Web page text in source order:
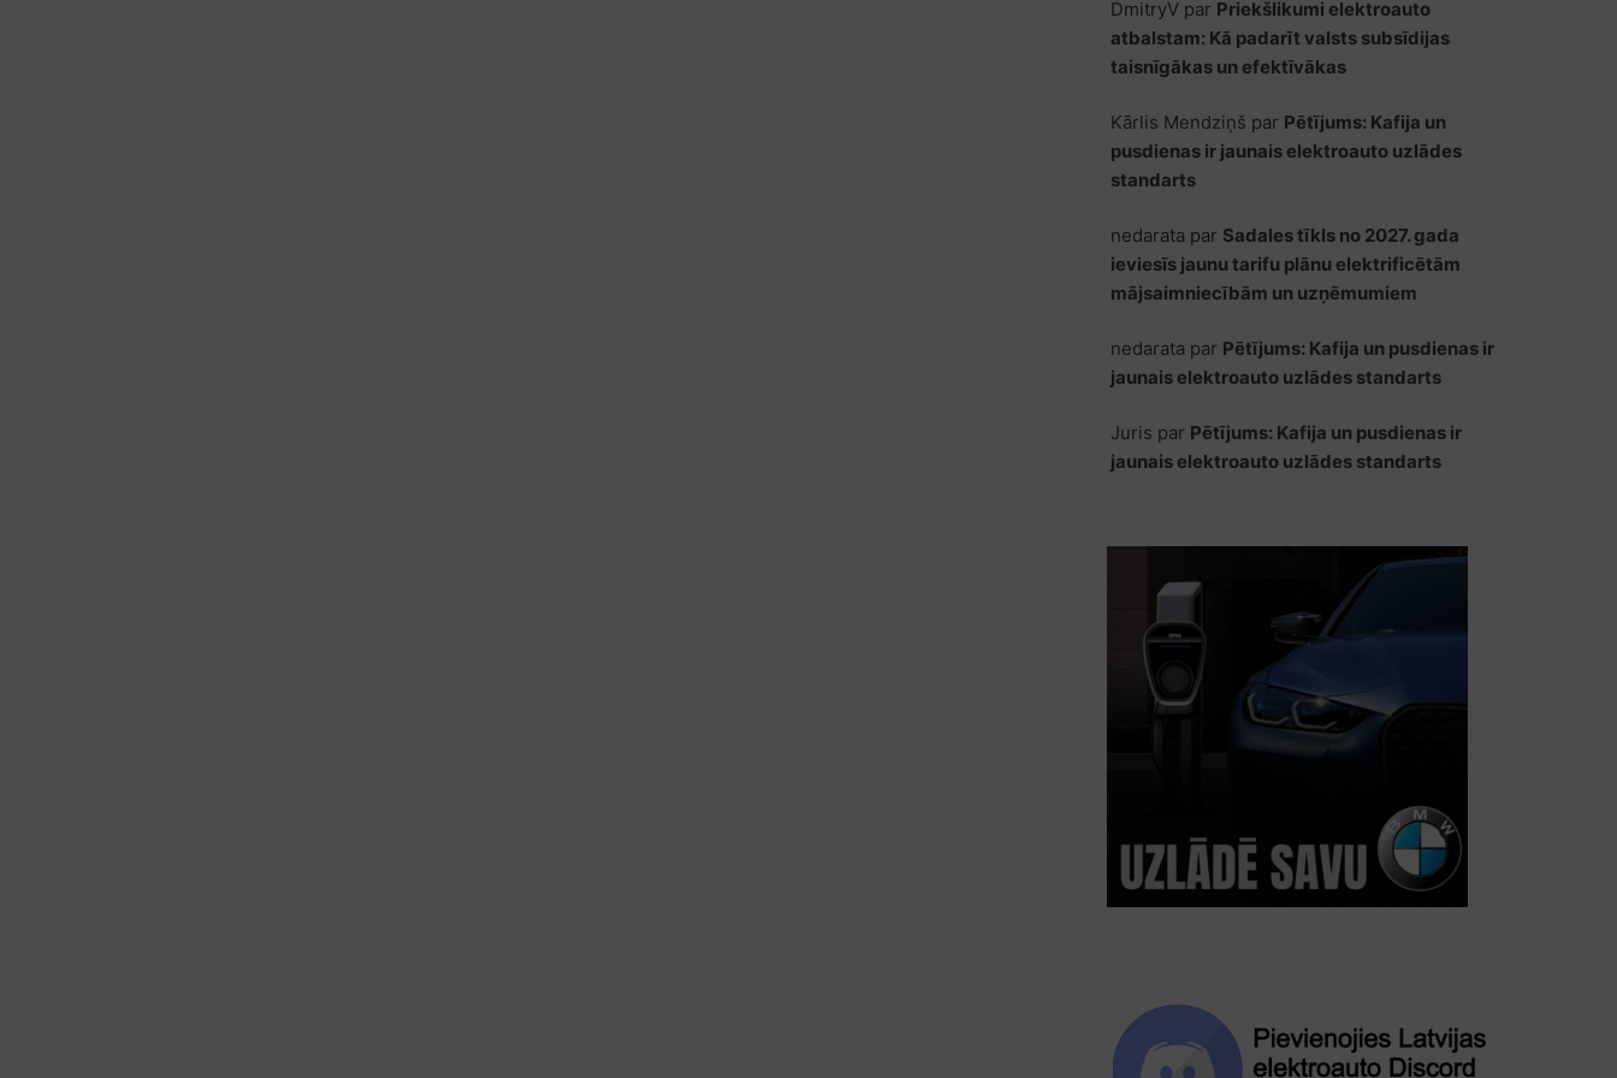
DmitryVpar Priekšlikumi elektroauto
atbalstam: Kā padarīt valsts subsīdijas
taisnīgākas un efektīvākas
Kārlis Mendziņš par Pētījums: Kafija un
pusdienas ir jaunais elektroauto uzlādes
standarts
nedarata par Sadales tīkls no 2027. gada
ieviesīs jaunu tarifu plānu elektrificētām
mājsaimniecībām un uzņēmumiem
nedarata par Pētījums: Kafija un pusdienas ir
jaunais elektroauto uzlādes standarts
Juris par Pētījums: Kafija un pusdienas ir
jaunais elektroauto uzlādes standarts